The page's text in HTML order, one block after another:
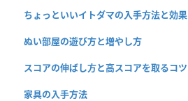
ちょっといいイトダマの入手方法と効果
ぬい部屋の遊び方と増やし方
スコアの伸ばし方と高スコアを取るコツ
家具の入手方法